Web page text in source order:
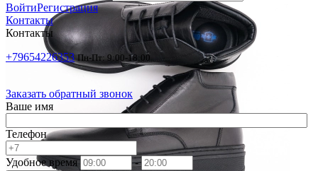
ВойтиРегистрация
Контакты
Контакты
+79654226353 Пн-Пт: 9:00-18:00
Заказать обратный звонок
Ваше имя
Телефон
Удобное время -